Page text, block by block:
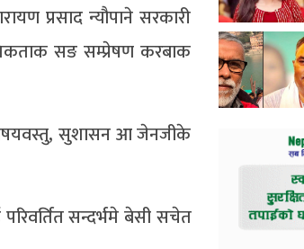
प्रसाद न्यौपाने सरकारी
सङ सम्प्रेषण करबाक
विषयवस्तु, सुशासन आ जेनजीके
सन्दर्भमे बेसी सचेत